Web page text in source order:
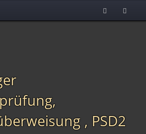
, PSD2